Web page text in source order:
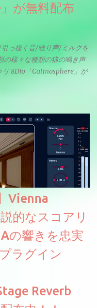
が無料配布
引っ搔く音/唸り声/ミルクを
の様々な種類の猫の鳴き声
8Dio「Catmosphere」が
Vienna
的なスコアリ
の響きを忠実
ラグイン
Reverb